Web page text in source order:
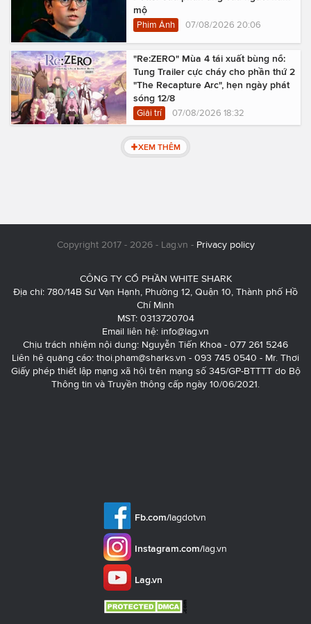
mộ
Phim Ảnh 07/08/2026 20:06
"Re:ZERO" Mùa 4 tái xuất bùng nổ:
Tung Trailer cực cháy cho phần thứ 2
"The Recapture Arc", hẹn ngày phát
sóng 12/8
Giải trí 07/08/2026 18:32
XEM THÊM
Copyright 2017 - 2026 - Lag.vn - Privacy policy
CÔNG TY CỔ PHẦN WHITE SHARK
Địa chỉ: 780/14B Sư Vạn Hạnh, Phường 12, Quận 10, Thành phố Hồ
Chí Minh
MST: 0313720704
Email liên hệ: info@lag.vn
Chịu trách nhiệm nội dung: Nguyễn Tiến Khoa - 077 261 5246
Liên hệ quảng cáo: thoi.pham@sharks.vn - 093 745 0540 - Mr. Thơi
Giấy phép thiết lập mạng xã hội trên mạng số 345/GP-BTTTT do Bộ
Thông tin và Truyền thông cấp ngày 10/06/2021.
Fb.com/lagdotvn
Instagram.com/lag.vn
Lag.vn